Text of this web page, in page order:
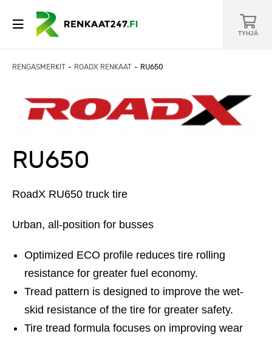
TYHJÄ
RENGASMERKIT ROADX RENKAAT RU650
RU650
RoadX RU650 truck tire
Urban, all-position for busses
Optimized ECO profile reduces tire rolling
resistance for greater fuel economy.
Tread pattern is designed to improve the wet-
skid resistance of the tire for greater safety.
Tire tread formula focuses on improving wear